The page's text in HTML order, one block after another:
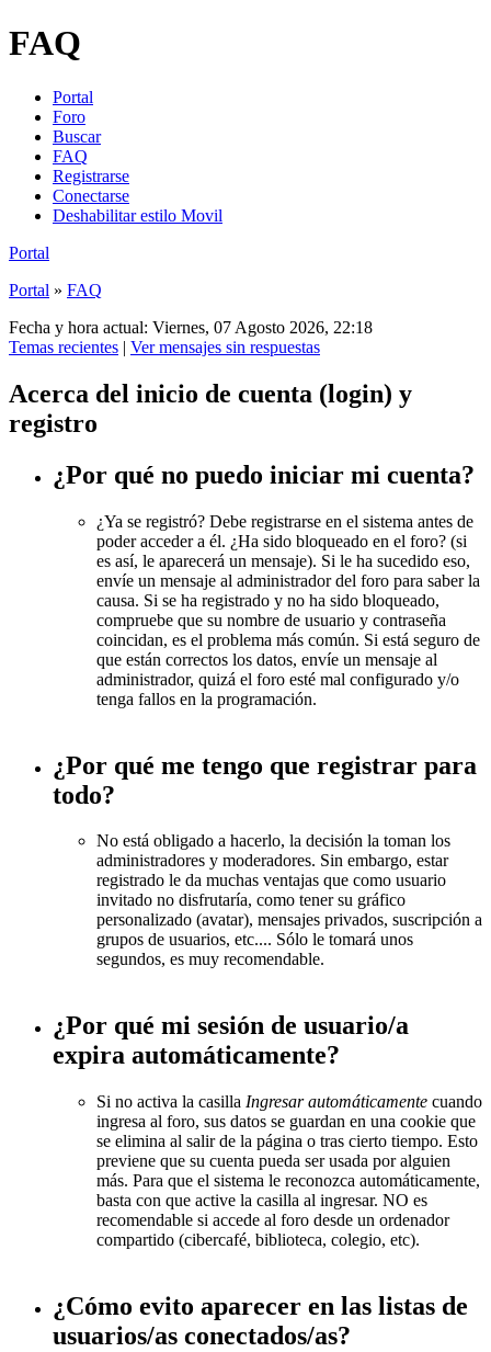
FAQ
Portal
Foro
Buscar
FAQ
Registrarse
Conectarse
Deshabilitar estilo Movil
Portal
Portal » FAQ
Fecha y hora actual: Viernes, 07 Agosto 2026, 22:18
Temas recientes | Ver mensajes sin respuestas
Acerca del inicio de cuenta (login) y
registro
¿Por qué no puedo iniciar mi cuenta?
¿Ya se registró? Debe registrarse en el sistema antes de
poder acceder a él. ¿Ha sido bloqueado en el foro? (si
es así, le aparecerá un mensaje). Si le ha sucedido eso,
envíe un mensaje al administrador del foro para saber la
causa. Si se ha registrado y no ha sido bloqueado,
compruebe que su nombre de usuario y contraseña
coincidan, es el problema más común. Si está seguro de
que están correctos los datos, envíe un mensaje al
administrador, quizá el foro esté mal configurado y/o
tenga fallos en la programación.
¿Por qué me tengo que registrar para
todo?
No está obligado a hacerlo, la decisión la toman los
administradores y moderadores. Sin embargo, estar
registrado le da muchas ventajas que como usuario
invitado no disfrutaría, como tener su gráfico
personalizado (avatar), mensajes privados, suscripción a
grupos de usuarios, etc.... Sólo le tomará unos
segundos, es muy recomendable.
¿Por qué mi sesión de usuario/a
expira automáticamente?
Si no activa la casilla Ingresar automáticamente cuando
ingresa al foro, sus datos se guardan en una cookie que
se elimina al salir de la página o tras cierto tiempo. Esto
previene que su cuenta pueda ser usada por alguien
más. Para que el sistema le reconozca automáticamente,
basta con que active la casilla al ingresar. NO es
recomendable si accede al foro desde un ordenador
compartido (cibercafé, biblioteca, colegio, etc).
¿Cómo evito aparecer en las listas de
usuarios/as conectados/as?